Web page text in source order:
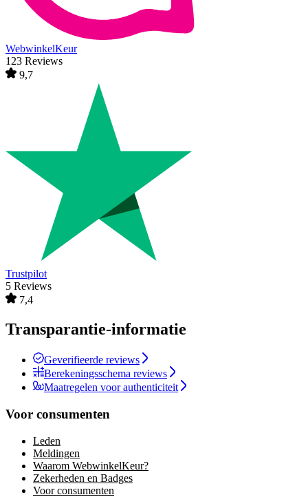
WebwinkelKeur
123 Reviews
9,7
Trustpilot
5 Reviews
7,4
Transparantie-informatie
Geverifieerde reviews
Berekeningsschema reviews
Maatregelen voor authenticiteit
Voor consumenten
Leden
Meldingen
Waarom WebwinkelKeur?
Zekerheden en Badges
Voor consumenten